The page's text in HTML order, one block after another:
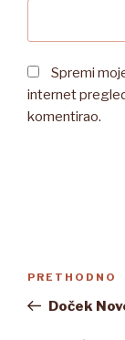
Spremi
internet
komentirao.
Prethodna
objava
PRETHODNO
Doček